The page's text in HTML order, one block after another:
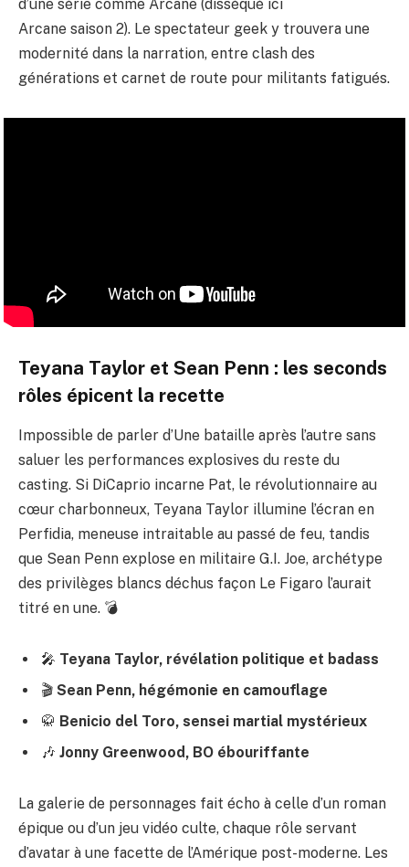
d’une série comme Arcane (disséqué ici
Arcane saison 2). Le spectateur geek y trouvera une
modernité dans la narration, entre clash des
générations et carnet de route pour militants fatigués.
Teyana Taylor et Sean Penn : les seconds
rôles épicent la recette
Impossible de parler d’Une bataille après l’autre sans
saluer les performances explosives du reste du
casting. Si DiCaprio incarne Pat, le révolutionnaire au
cœur charbonneux, Teyana Taylor illumine l’écran en
Perfidia, meneuse intraitable au passé de feu, tandis
que Sean Penn explose en militaire G.I. Joe, archétype
des privilèges blancs déchus façon Le Figaro l’aurait
titré en une. 💣
🎤 Teyana Taylor, révélation politique et badass
🎬 Sean Penn, hégémonie en camouflage
🥋 Benicio del Toro, sensei martial mystérieux
🎶 Jonny Greenwood, BO ébouriffante
La galerie de personnages fait écho à celle d’un roman
épique ou d’un jeu vidéo culte, chaque rôle servant
d’avatar à une facette de l’Amérique post-moderne. Les